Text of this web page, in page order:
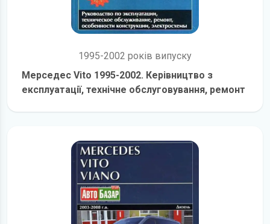
1995-2002 років випуску
Мерседес Vito 1995-2002. Керівництво з
експлуатації, технічне обслуговування, ремонт